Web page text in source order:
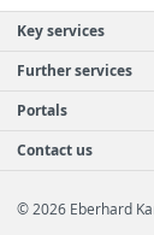
Key services
Further services
Portals
Contact us
© 2026 Eberhard